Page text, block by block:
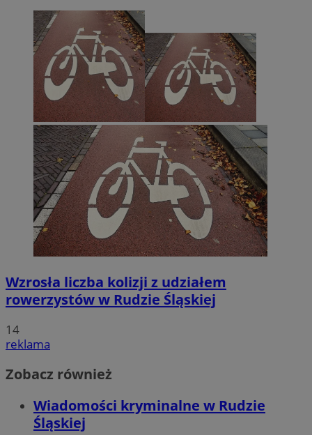
Wzrosła liczba kolizji z udziałem
rowerzystów w Rudzie Śląskiej
14
reklama
Zobacz również
Wiadomości kryminalne w Rudzie
Śląskiej